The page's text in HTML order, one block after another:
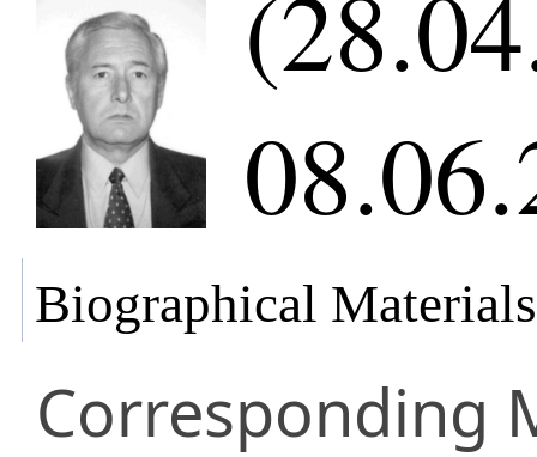
Biographical Materials
Corresponding